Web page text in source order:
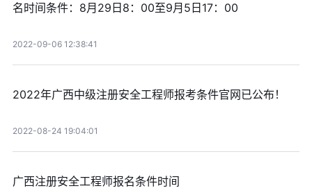
名时间条件：8月29日8：00至9月5日17：00
2022-09-06 12:38:41
2022年广西中级注册安全工程师报考条件官网已公布！
2022-08-24 19:04:01
广西注册安全工程师报名条件时间